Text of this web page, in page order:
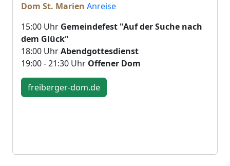
Dom St. Marien Anreise
15:00 Uhr Gemeindefest "Auf der Suche nach
dem Glück"
18:00 UhrAbendgottesdienst
19:00 - 21:30 Uhr Offener Dom
freiberger-dom.de